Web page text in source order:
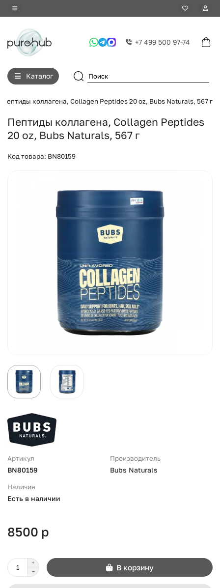
+7 499 500 97-74
Каталог
Пептиды коллагена, Collagen Peptides 20 oz, Bubs Naturals, 567 г
Пептиды коллагена, Collagen Peptides
20 oz, Bubs Naturals, 567 г
Код товара: BN80159
Артикул
BN80159
Производитель
Bubs Naturals
Наличие
Есть в наличии
8500 р
В корзину